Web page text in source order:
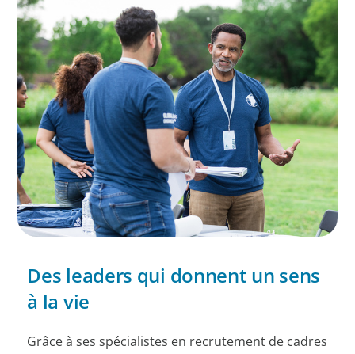
Des leaders qui donnent un sens
à la vie
Grâce à ses spécialistes en recrutement de cadres